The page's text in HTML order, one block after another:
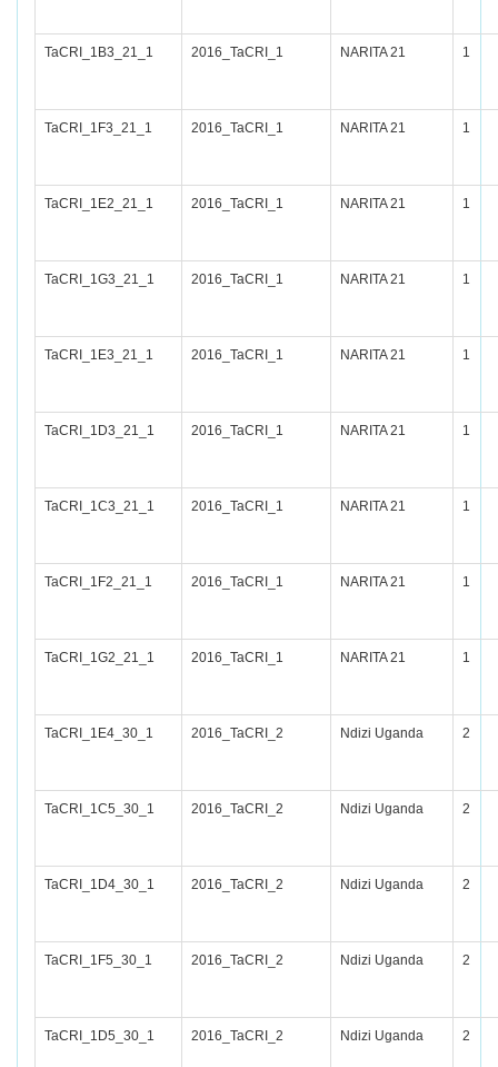
TaCRI_1B3_21_1 2016_TaCRI_1 NARITA 21 1
TaCRI_1F3_21_1 2016_TaCRI_1 NARITA 21 1
TaCRI_1E2_21_1 2016_TaCRI_1 NARITA 21 1
TaCRI_1G3_21_1 2016_TaCRI_1 NARITA 21 1
TaCRI_1E3_21_1 2016_TaCRI_1 NARITA 21 1
TaCRI_1D3_21_1 2016_TaCRI_1 NARITA 21 1
TaCRI_1C3_21_1 2016_TaCRI_1 NARITA 21 1
TaCRI_1F2_21_1 2016_TaCRI_1 NARITA 21 1
TaCRI_1G2_21_1 2016_TaCRI_1 NARITA 21 1
TaCRI_1E4_30_1 2016_TaCRI_2 Ndizi Uganda 2
TaCRI_1C5_30_1 2016_TaCRI_2 Ndizi Uganda 2
TaCRI_1D4_30_1 2016_TaCRI_2 Ndizi Uganda 2
TaCRI_1F5_30_1 2016_TaCRI_2 Ndizi Uganda 2
TaCRI_1D5_30_1 2016_TaCRI_2 Ndizi Uganda 2